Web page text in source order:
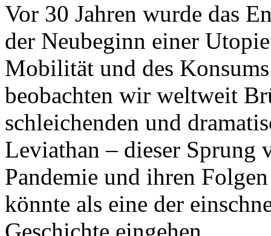
Vor 30 Jahren wurde das
der Neubeginn einer
Mobilität und des
beobachten wir weltweit
schleichenden und
Leviathan – dieser Sprung
Pandemie und ihren
könnte als eine der